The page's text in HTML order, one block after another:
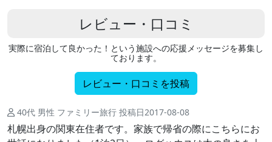
レビュー・口コミ
実際に宿泊して良かった！という施設への応援メッセージを募集し
ております。
レビュー・口コミを投稿
40代 男性 ファミリー旅行 投稿日2017-08-08
札幌出身の関東在住者です。家族で帰省の際にこちらにお